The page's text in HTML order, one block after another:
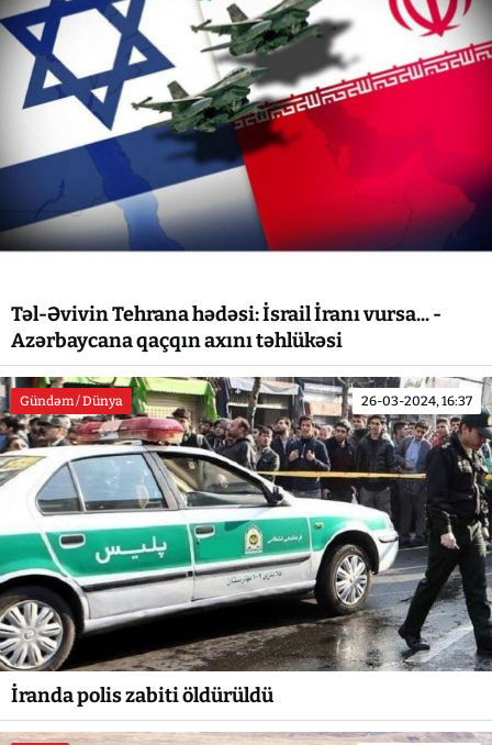
Təl-Əvivin Tehrana hədəsi: İsrail İranı vursa... -
Azərbaycana qaçqın axını təhlükəsi
Gündəm / Dünya 26-03-2024, 16:37
İranda polis zabiti öldürüldü